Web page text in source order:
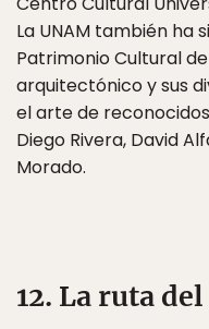
La UNAM también ha
Patrimonio Cultural de
arquitectónico y sus
el arte de
Diego Rivera, David
Morado.
12. La ruta